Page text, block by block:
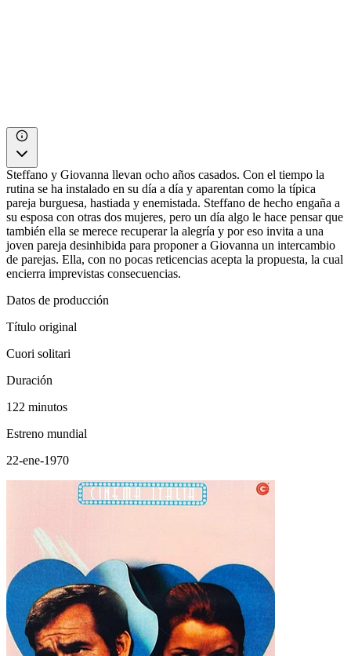
Steffano y Giovanna llevan ocho años casados. Con el tiempo la
rutina se ha instalado en su día a día y aparentan como la típica
pareja burguesa, hastiada y enemistada. Steffano de hecho engaña a
su esposa con otras dos mujeres, pero un día algo le hace pensar que
también ella se merece recuperar la alegría y por eso invita a una
joven pareja desinhibida para proponer a Giovanna un intercambio
de parejas. Ella, con no pocas reticencias acepta la propuesta, la cual
encierra imprevistas consecuencias.
Datos de producción
Título original
Cuori solitari
Duración
122 minutos
Estreno mundial
22-ene-1970